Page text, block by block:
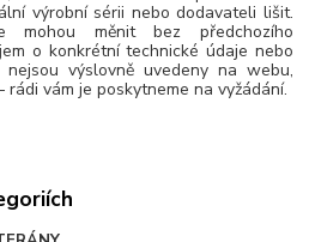
výrobní sérii nebo dodavateli lišit.
mohou měnit bez předchozího
o konkrétní technické údaje nebo
výslovně uvedeny na webu,
vám je poskytneme na vyžádání.